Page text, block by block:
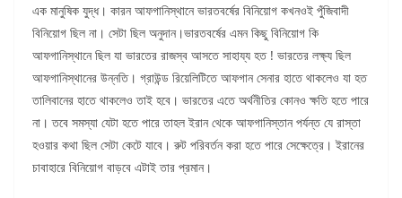
এক মানুষিক যুদ্ধ। কারন আফগানিস্থানে ভারতবর্ষের বিনিয়োগ কখনওই পুঁজিবাদী
বিনিয়োগ ছিল না। সেটা ছিল অনুদান।ভারতবর্ষের এমন কিছু বিনিয়োগ কি
আফগানিস্থানে ছিল যা ভারতের রাজস্ব আসতে সাহায্য হত ! ভারতের লক্ষ্য ছিল
আফগানিস্থানের উন্নতি। গ্রাউন্ড রিয়েলিটিতে আফগান সেনার হাতে থাকলেও যা হত
তালিবানের হাতে থাকলেও তাই হবে। ভারতের এতে অর্থনীতির কোনও ক্ষতি হতে পারে
না। তবে সমস্যা যেটা হতে পারে তাহল ইরান থেকে আফগানিস্তান পর্যন্ত যে রাস্তা
হওয়ার কথা ছিল সেটা কেটে যাবে। রুট পরিবর্তন করা হতে পারে সেক্ষেত্রে। ইরানের
চাবাহারে বিনিয়োগ বাড়বে এটাই তার প্রমান।